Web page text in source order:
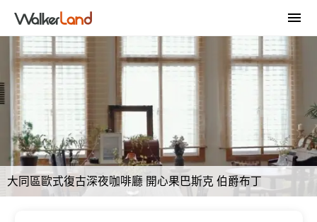
大同區歐式復古深夜咖啡廳 開心果巴斯克 伯爵布丁